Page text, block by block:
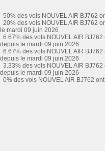
50% des vols NOUVEL AIR BJ762
20% des vols NOUVEL AIR BJ762
le mardi 09 juin 2026
6.67% des vols NOUVEL AIR
depuis le mardi 09 juin 2026
6.67% des vols NOUVEL AIR
depuis le mardi 09 juin 2026
3.33% des vols NOUVEL AIR
depuis le mardi 09 juin 2026
0% des vols NOUVEL AIR BJ762